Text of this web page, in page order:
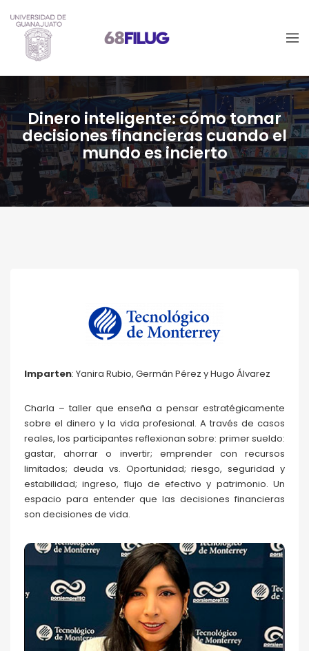
Dinero inteligente: cómo tomar
decisiones financieras cuando el
mundo es incierto
Imparten: Yanira Rubio, Germán Pérez y Hugo Álvarez
Charla – taller que enseña a pensar estratégicamente
sobre el dinero y la vida profesional. A través de casos
reales, los participantes reflexionan sobre: primer sueldo:
gastar, ahorrar o invertir; emprender con recursos
limitados; deuda vs. Oportunidad; riesgo, seguridad y
estabilidad; ingreso, flujo de efectivo y patrimonio. Un
espacio para entender que las decisiones financieras
son decisiones de vida.
Yanira Rubio